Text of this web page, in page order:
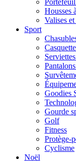
Housses
Valises
Sport
Goodies
Gourde
Golf
Fitness
Protège-
Cyclisme
Noël